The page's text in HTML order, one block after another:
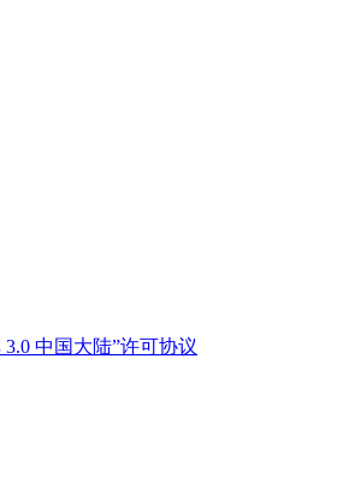
中国大陆”许可协议